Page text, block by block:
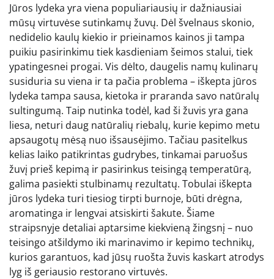
Jūros lydeka yra viena populiariausių ir dažniausiai
mūsų virtuvėse sutinkamų žuvų. Dėl švelnaus skonio,
nedidelio kaulų kiekio ir prieinamos kainos ji tampa
puikiu pasirinkimu tiek kasdieniam šeimos stalui, tiek
ypatingesnei progai. Vis dėlto, daugelis namų kulinarų
susiduria su viena ir ta pačia problema – iškepta jūros
lydeka tampa sausa, kietoka ir praranda savo natūralų
sultingumą. Taip nutinka todėl, kad ši žuvis yra gana
liesa, neturi daug natūralių riebalų, kurie kepimo metu
apsaugotų mėsą nuo išsausėjimo. Tačiau pasitelkus
kelias laiko patikrintas gudrybes, tinkamai paruošus
žuvį prieš kepimą ir pasirinkus teisingą temperatūrą,
galima pasiekti stulbinamų rezultatų. Tobulai iškepta
jūros lydeka turi tiesiog tirpti burnoje, būti drėgna,
aromatinga ir lengvai atsiskirti šakute. Šiame
straipsnyje detaliai aptarsime kiekvieną žingsnį – nuo
teisingo atšildymo iki marinavimo ir kepimo technikų,
kurios garantuos, kad jūsų ruošta žuvis kaskart atrodys
lyg iš geriausio restorano virtuvės.